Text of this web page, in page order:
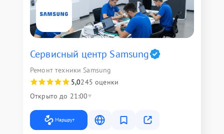
Сервисный центр Samsung
Ремонт техники Samsung
5,0245 оценки
Открыто до 21:00
Маршрут